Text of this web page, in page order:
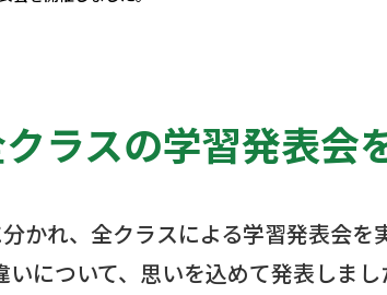
ラスの学習発表会
かれ、全クラスによる学習発表会を
について、思いを込めて発表しまし